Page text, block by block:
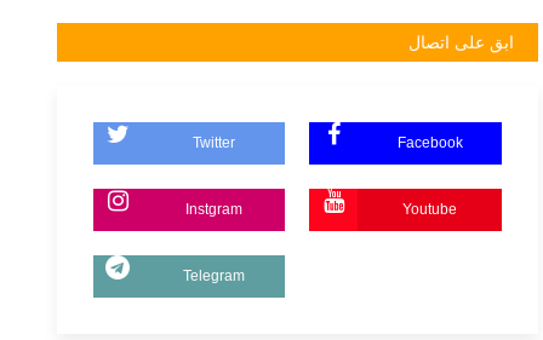
ابق على اتصال
Twitter Facebook
Instgram Youtube
Telegram